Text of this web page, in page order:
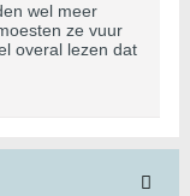
wel meer
ze vuur
overal lezen dat